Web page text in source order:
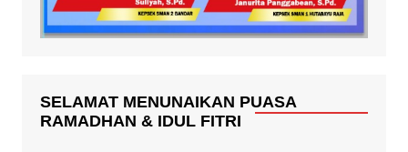
SELAMAT MENUNAIKAN PUASA
RAMADHAN & IDUL FITRI